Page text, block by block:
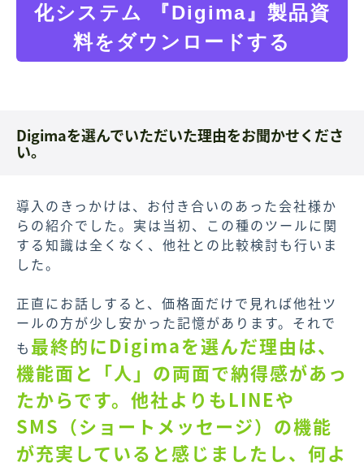
化システム 『Digima』製品資
料をダウンロードする
Digimaを選んでいただいた理由をお聞かせくださ
い。
導入のきっかけは、お付き合いのあった会社様か
らの紹介でした。実は当初、この種のツールに関
する知識は全くなく、他社との比較検討も行いま
した。
正直にお話しすると、価格面だけで見れば他社ツ
ールの方が少し安かった記憶があります。それで
も 最終的にDigimaを選んだ理由は、
機能面と「人」の両面で納得感があっ
たからです。他社よりもLINEや
SMS（ショートメッセージ）の機能
が充実していると感じましたし、何よ